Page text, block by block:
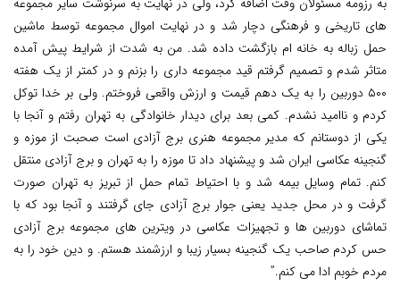
های تاریخی و فرهنگی دچار شد و در نهایت اموال مجموعه توسط ماشین
حمل زباله به خانه ام بازگشت داده شد. من به شدت از شرایط پیش آمده
متاثر شدم و تصمیم گرفتم قید مجموعه داری را بزنم و در کمتر از یک هفته
۵۰۰ دوربین را به یک دهم قیمت و ارزش واقعی فروختم. ولی بر خدا توکل
کردم و ناامید نشدم. کمی بعد برای دیدار خانوادگی به تهران رفتم و آنجا با
یکی از دوستانم که مدیر مجموعه هنری برج آزادی است صحبت از موزه و
گنجینه عکاسی ایران شد و پیشنهاد داد تا موزه را به تهران و برج آزادی منتقل
کنم. تمام وسایل بیمه شد و با احتیاط تمام حمل از تبریز به تهران صورت
گرفت و در محل جدید یعنی جوار برج آزادی جای گرفتند و آنجا بود که با
تماشای دوربین ها و تجهیزات عکاسی در ویترین های مجموعه برج آزادی
حس کردم صاحب یک گنجینه بسیار زیبا و ارزشمند هستم. و دین خود را به
مردم خوبم ادا می کنم.”